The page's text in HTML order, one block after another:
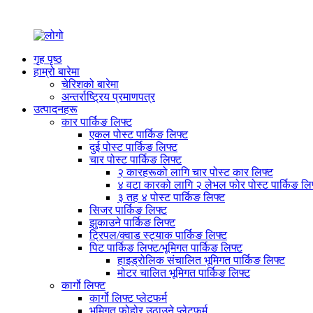
गृह पृष्ठ
हाम्रो बारेमा
चेरिशको बारेमा
अन्तर्राष्ट्रिय प्रमाणपत्र
उत्पादनहरू
कार पार्किङ लिफ्ट
एकल पोस्ट पार्किङ लिफ्ट
दुई पोस्ट पार्किङ लिफ्ट
चार पोस्ट पार्किङ लिफ्ट
२ कारहरूको लागि चार पोस्ट कार लिफ्ट
४ वटा कारको लागि २ लेभल फोर पोस्ट पार्किङ
३ तह ४ पोस्ट पार्किङ लिफ्ट
सिजर पार्किङ लिफ्ट
झुकाउने पार्किङ लिफ्ट
ट्रिपल/क्वाड स्ट्याक पार्किङ लिफ्ट
पिट पार्किङ लिफ्ट/भूमिगत पार्किङ लिफ्ट
हाइड्रोलिक संचालित भूमिगत पार्किङ लिफ्ट
मोटर चालित भूमिगत पार्किङ लिफ्ट
कार्गो लिफ्ट
कार्गो लिफ्ट प्लेटफर्म
भूमिगत फोहोर उठाउने प्लेटफर्म